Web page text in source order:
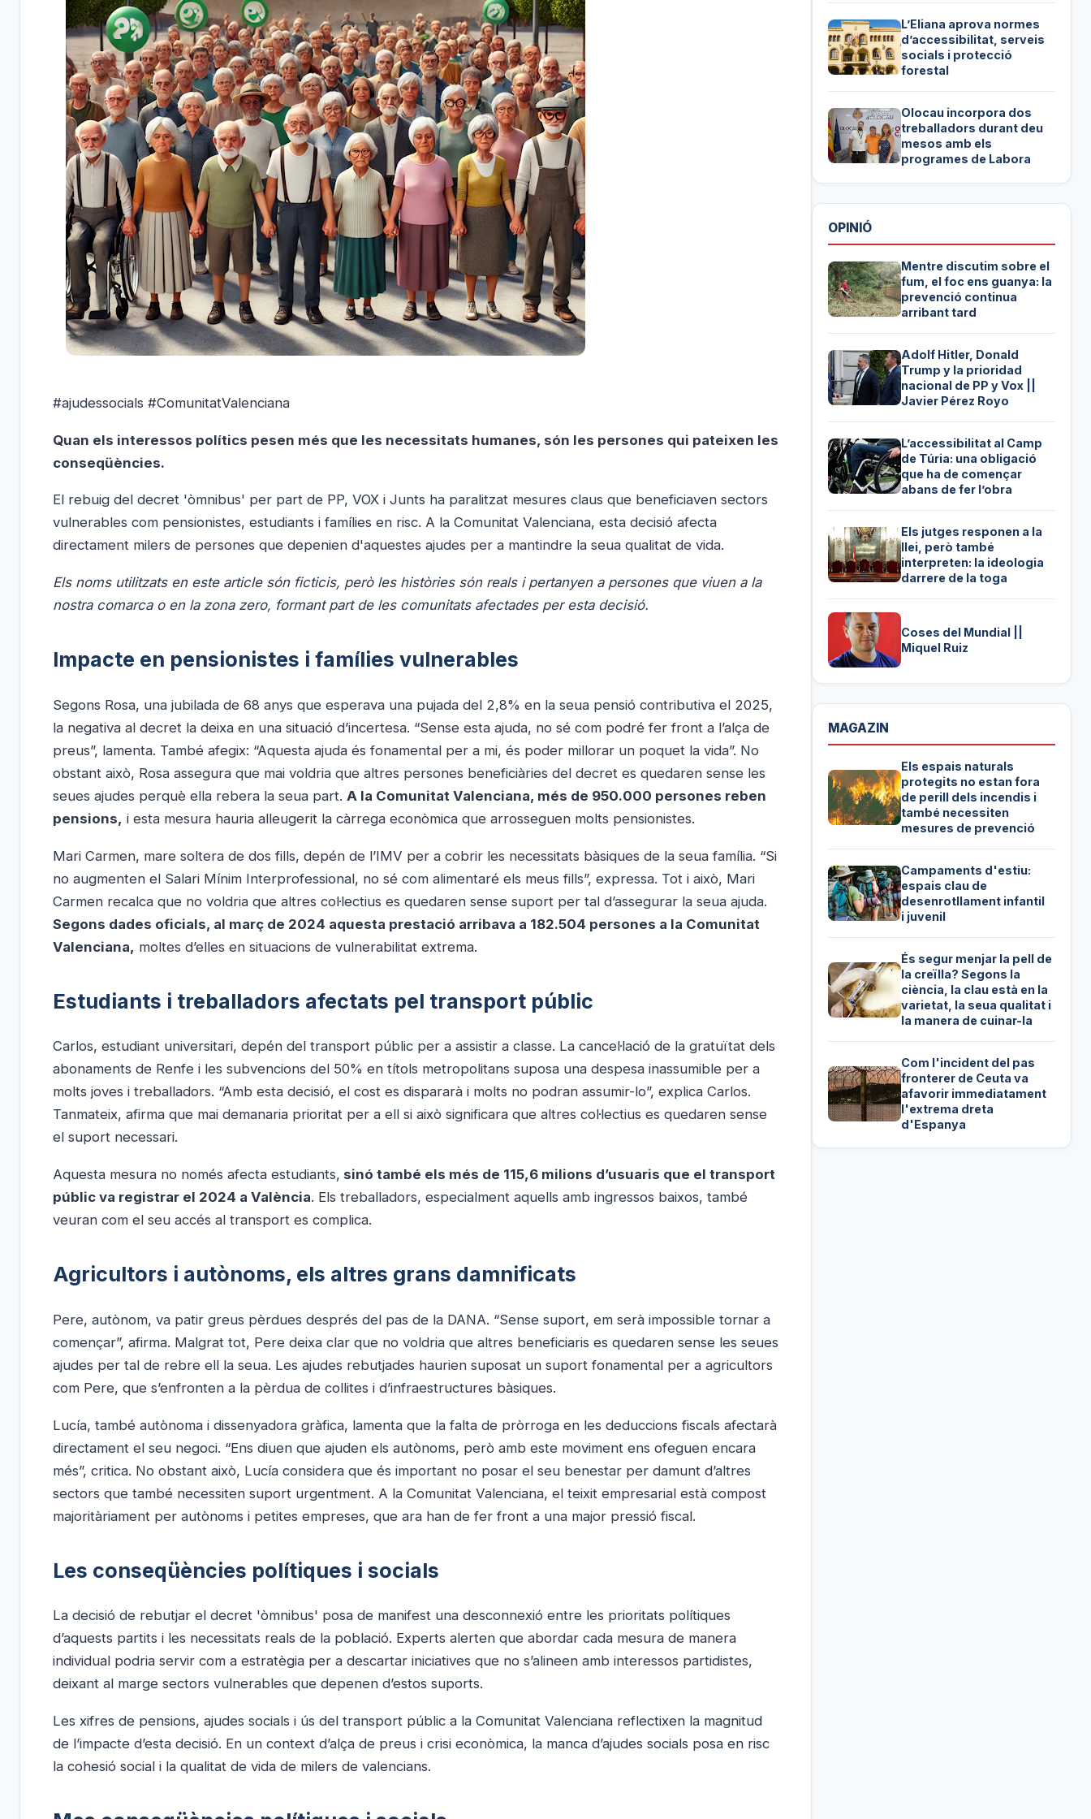
#ajudessocials #ComunitatValenciana
Quan els interessos polítics pesen més que les necessitats humanes, són les persones qui pateixen les
conseqüències.
El rebuig del decret 'òmnibus' per part de PP, VOX i Junts ha paralitzat mesures claus que beneficiaven sectors
vulnerables com pensionistes, estudiants i famílies en risc. A la Comunitat Valenciana, esta decisió afecta
directament milers de persones que depenien d'aquestes ajudes per a mantindre la seua qualitat de vida.
Els noms utilitzats en este article són ficticis, però les històries són reals i pertanyen a persones que viuen a la
nostra comarca o en la zona zero, formant part de les comunitats afectades per esta decisió.
Impacte en pensionistes i famílies vulnerables
Segons Rosa, una jubilada de 68 anys que esperava una pujada del 2,8% en la seua pensió contributiva el 2025,
la negativa al decret la deixa en una situació d’incertesa. “Sense esta ajuda, no sé com podré fer front a l’alça de
preus”, lamenta. També afegix: “Aquesta ajuda és fonamental per a mi, és poder millorar un poquet la vida”. No
obstant això, Rosa assegura que mai voldria que altres persones beneficiàries del decret es quedaren sense les
seues ajudes perquè ella rebera la seua part. A la Comunitat Valenciana, més de 950.000 persones reben
pensions, i esta mesura hauria alleugerit la càrrega econòmica que arrosseguen molts pensionistes.
Mari Carmen, mare soltera de dos fills, depén de l’IMV per a cobrir les necessitats bàsiques de la seua família. “Si
no augmenten el Salari Mínim Interprofessional, no sé com alimentaré els meus fills”, expressa. Tot i això, Mari
Carmen recalca que no voldria que altres col·lectius es quedaren sense suport per tal d’assegurar la seua ajuda.
Segons dades oficials, al març de 2024 aquesta prestació arribava a 182.504 persones a la Comunitat
Valenciana, moltes d’elles en situacions de vulnerabilitat extrema.
Estudiants i treballadors afectats pel transport públic
Carlos, estudiant universitari, depén del transport públic per a assistir a classe. La cancel·lació de la gratuïtat dels
abonaments de Renfe i les subvencions del 50% en títols metropolitans suposa una despesa inassumible per a
molts joves i treballadors. “Amb esta decisió, el cost es dispararà i molts no podran assumir-lo”, explica Carlos.
Tanmateix, afirma que mai demanaria prioritat per a ell si això significara que altres col·lectius es quedaren sense
el suport necessari.
Aquesta mesura no només afecta estudiants, sinó també els més de 115,6 milions d’usuaris que el transport
públic va registrar el 2024 a València. Els treballadors, especialment aquells amb ingressos baixos, també
veuran com el seu accés al transport es complica.
Agricultors i autònoms, els altres grans damnificats
Pere, autònom, va patir greus pèrdues després del pas de la DANA. “Sense suport, em serà impossible tornar a
començar”, afirma. Malgrat tot, Pere deixa clar que no voldria que altres beneficiaris es quedaren sense les seues
ajudes per tal de rebre ell la seua. Les ajudes rebutjades haurien suposat un suport fonamental per a agricultors
com Pere, que s’enfronten a la pèrdua de collites i d’infraestructures bàsiques.
Lucía, també autònoma i dissenyadora gràfica, lamenta que la falta de pròrroga en les deduccions fiscals afectarà
directament el seu negoci. “Ens diuen que ajuden els autònoms, però amb este moviment ens ofeguen encara
més”, critica. No obstant això, Lucía considera que és important no posar el seu benestar per damunt d’altres
sectors que també necessiten suport urgentment. A la Comunitat Valenciana, el teixit empresarial està compost
majoritàriament per autònoms i petites empreses, que ara han de fer front a una major pressió fiscal.
Les conseqüències polítiques i socials
La decisió de rebutjar el decret 'òmnibus' posa de manifest una desconnexió entre les prioritats polítiques
d’aquests partits i les necessitats reals de la població. Experts alerten que abordar cada mesura de manera
individual podria servir com a estratègia per a descartar iniciatives que no s’alineen amb interessos partidistes,
deixant al marge sectors vulnerables que depenen d’estos suports.
Les xifres de pensions, ajudes socials i ús del transport públic a la Comunitat Valenciana reflectixen la magnitud
de l’impacte d’esta decisió. En un context d’alça de preus i crisi econòmica, la manca d’ajudes socials posa en risc
la cohesió social i la qualitat de vida de milers de valencians.
L’Eliana aprova normes
d’accessibilitat, serveis
socials i protecció
forestal
Olocau incorpora dos
treballadors durant deu
mesos amb els
programes de Labora
OPINIÓ
Mentre discutim sobre el
fum, el foc ens guanya: la
prevenció continua
arribant tard
Adolf Hitler, Donald
Trump y la prioridad
nacional de PP y Vox ||
Javier Pérez Royo
L’accessibilitat al Camp
de Túria: una obligació
que ha de començar
abans de fer l’obra
Els jutges responen a la
llei, però també
interpreten: la ideologia
darrere de la toga
Coses del Mundial ||
Miquel Ruiz
MAGAZIN
Els espais naturals
protegits no estan fora
de perill dels incendis i
també necessiten
mesures de prevenció
Campaments d'estiu:
espais clau de
desenrotllament infantil
i juvenil
És segur menjar la pell de
la creïlla? Segons la
ciència, la clau està en la
varietat, la seua qualitat i
la manera de cuinar-la
Com l'incident del pas
fronterer de Ceuta va
afavorir immediatament
l'extrema dreta
d'Espanya